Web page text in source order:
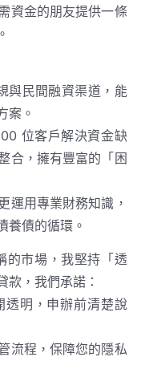
資金的朋友提供一條
與民間融資渠道，能
案。
位客戶解決資金缺
合，擁有豐富的「困
運用專業財務知識，
養債的循環。
的市場，我堅持「透
款，我們承諾：
透明，申辦前清楚說
流程，保障您的隱私